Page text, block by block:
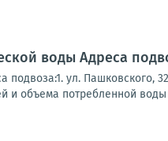
воды Адреса
ул. Пашковского,
и объема потребленной воды